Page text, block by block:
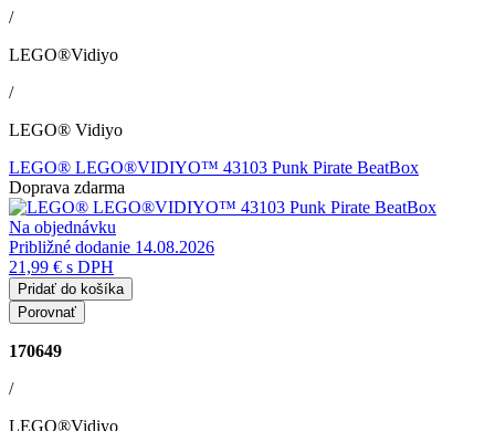
/
LEGO®Vidiyo
/
LEGO® Vidiyo
LEGO® LEGO®VIDIYO™ 43103 Punk Pirate BeatBox
Doprava zdarma
Na objednávku
Približné dodanie 14.08.2026
21,99 € s DPH
Pridať do košíka
Porovnať
170649
/
LEGO®Vidiyo